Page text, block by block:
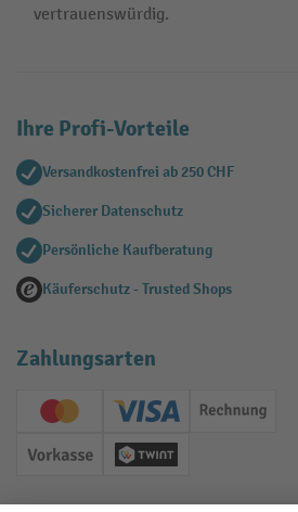
vertrauenswürdig.
Ihre Profi-Vorteile
Versandkostenfrei ab 250 CHF
Sicherer Datenschutz
Persönliche Kaufberatung
Käuferschutz - Trusted Shops
Zahlungsarten
Creditcard (Master)Creditcard (Visa)
Rechnung
Vorkasse Twint